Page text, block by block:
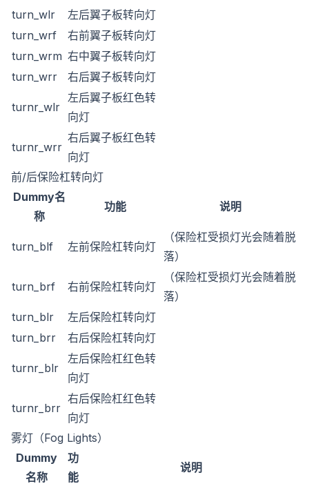
turn_wlr
左后翼子板转向灯
turn_wrf
右前翼子板转向灯
turn_wrm 右中翼子板转向灯
turn_wrr
右后翼子板转向灯
turnr_wlr
左后翼子板红色转
向灯
turnr_wrr
右后翼子板红色转
向灯
前/后保险杠转向灯
Dummy名
称
功能 说明
turn_blf 左前保险杠转向灯
（保险杠受损灯光会随着脱
落）
turn_brf 右前保险杠转向灯
（保险杠受损灯光会随着脱
落）
turn_blr
左后保险杠转向灯
turn_brr
右后保险杠转向灯
turnr_blr
左后保险杠红色转
向灯
turnr_brr
右后保险杠红色转
向灯
雾灯（Fog Lights）
Dummy
名称
功
能
说明